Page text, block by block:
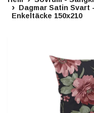
Dagmar Satin Svart
Enkeltäcke 150x210